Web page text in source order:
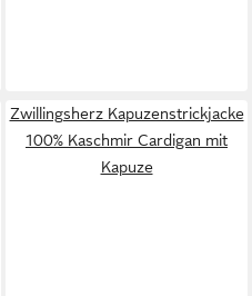
Zwillingsherz Kapuzenstrickjacke
100% Kaschmir Cardigan mit
Kapuze